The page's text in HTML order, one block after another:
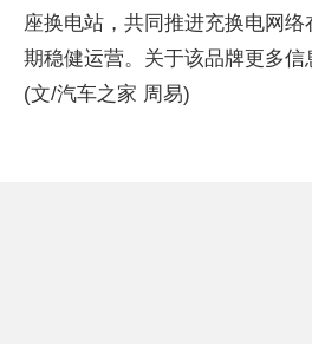
座换电站，共同推进充换电网
期稳健运营。关于该品牌更多信
(文/汽车之家 周易)